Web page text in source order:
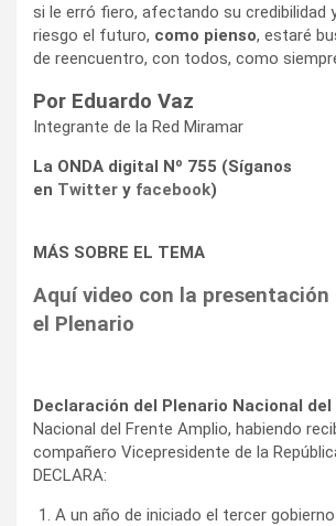
si le erró fiero, afectando su credibilidad
riesgo el futuro, como pienso, estaré
de reencuentro, con todos, como
Por Eduardo Vaz
Integrante de la Red Miramar
La ONDA digital Nº 755 (Síganos
en Twitter y facebook)
MÁS SOBRE EL TEMA
Aquí video con la presentación
el Plenario
Declaración del Plenario Nacional del
Nacional del Frente Amplio, habiendo
compañero Vicepresidente de la
DECLARA:
A un año de iniciado el tercer